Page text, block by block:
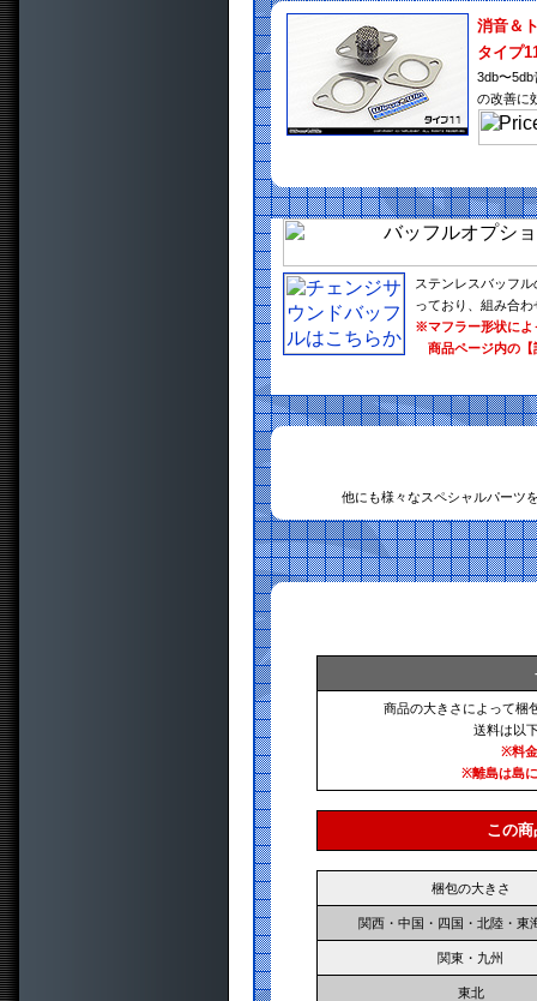
消音＆
タイプ
3db〜
の改善に
ステンレスバッフ
っており、組み合
※マフラー形状によ
商品ページ内の【
他にも様々なスペシャルパーツ
商品の大きさによって梱
送料は以
※料
※離島は島
この
梱包の大きさ
関西・中国・四国・北陸・東
関東・九州
東北